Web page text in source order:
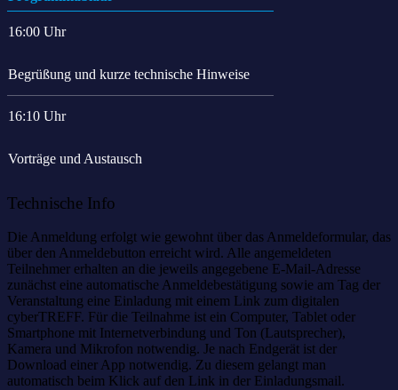
16:00 Uhr
Begrüßung und kurze technische Hinweise
16:10 Uhr
Vorträge und Austausch
Technische Info
Die Anmeldung erfolgt wie gewohnt über das Anmeldeformular, das
über den Anmeldebutton erreicht wird. Alle angemeldeten
Teilnehmer erhalten an die jeweils angegebene E-Mail-Adresse
zunächst eine automatische Anmeldebestätigung sowie am Tag der
Veranstaltung eine Einladung mit einem Link zum digitalen
cyberTREFF. Für die Teilnahme ist ein Computer, Tablet oder
Smartphone mit Internetverbindung und Ton (Lautsprecher),
Kamera und Mikrofon notwendig. Je nach Endgerät ist der
Download einer App notwendig. Zu diesem gelangt man
automatisch beim Klick auf den Link in der Einladungsmail.